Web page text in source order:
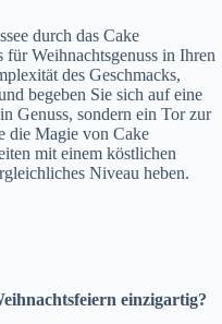
durch das Cake
für Weihnachtsgenuss in Ihren
des Geschmacks,
begeben Sie sich auf eine
Genuss, sondern ein Tor zur
die Magie von Cake
mit einem köstlichen
Niveau heben.
einzigartig?